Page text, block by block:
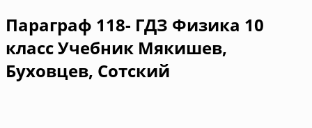
Параграф 118- ГДЗ Физика 10
класс Учебник Мякишев,
Буховцев, Сотский